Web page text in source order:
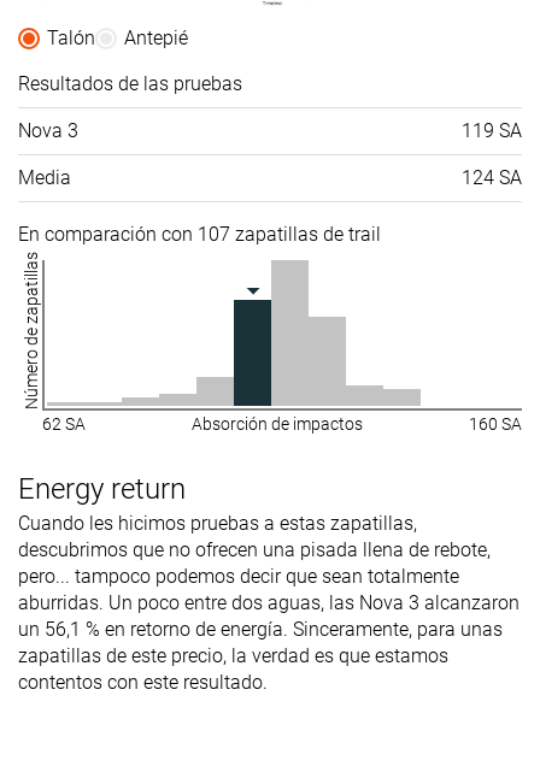
Talón
Antepié
Resultados de las pruebas
Nova 3 119 SA
Media 124 SA
En comparación con 107 zapatillas de trail
Número de zapatillas
62 SA Absorción de impactos 160 SA
Energy return
Cuando les hicimos pruebas a estas zapatillas,
descubrimos que no ofrecen una pisada llena de rebote,
pero... tampoco podemos decir que sean totalmente
aburridas. Un poco entre dos aguas, las Nova 3 alcanzaron
un 56,1 % en retorno de energía. Sinceramente, para unas
zapatillas de este precio, la verdad es que estamos
contentos con este resultado.